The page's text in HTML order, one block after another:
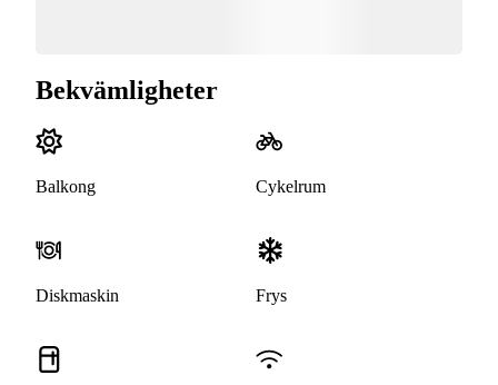
Bekvämligheter
Balkong Cykelrum
Diskmaskin Frys